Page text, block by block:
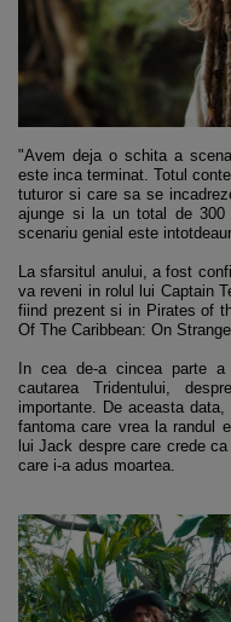
"Avem deja o schita a
este inca terminat. Totul
tuturor si care sa se
ajunge si la un total de
scenariu genial este
La sfarsitul anului, a fost
va reveni in rolul lui Captain
fiind prezent si in Pirates of
Of The Caribbean: On
In cea de-a cincea parte
cautarea Tridentului,
importante. De aceasta
fantoma care vrea la randul
lui Jack despre care crede
care i-a adus moartea.